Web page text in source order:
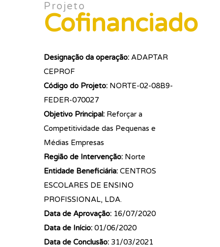
Projeto
Cofinanciado
Designação da operação: ADAPTAR
CEPROF
Código do Projeto: NORTE-02-08B9-
FEDER-070027
Objetivo Principal: Reforçar a
Competitividade das Pequenas e
Médias Empresas
Região de Intervenção: Norte
Entidade Beneficiária: CENTROS
ESCOLARES DE ENSINO
PROFISSIONAL, LDA.
Data de Aprovação: 16/07/2020
Data de Início: 01/06/2020
Data de Conclusão: 31/03/2021